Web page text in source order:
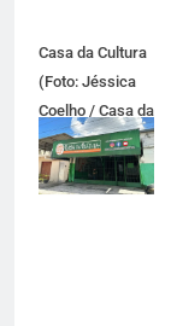
Casa da Cultura
(Foto: Jéssica
Coelho / Casa da
Cultura da
Baixada)